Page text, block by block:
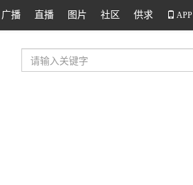
广播 直播 图片 社区 供求 APP